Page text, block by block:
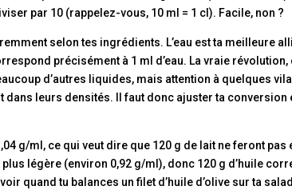
par 10 (rappelez-vous, 10 ml = 1 cl). Facile, non ?
selon tes ingrédients. L’eau est ta meilleure
précisément à 1 ml d’eau. La vraie révolution,
d’autres liquides, mais attention à quelques
dans leurs densités. Il faut donc ajuster ta conversion
g/ml, ce qui veut dire que 120 g de lait ne feront pas
légère (environ 0,92 g/ml), donc 120 g d’huile
quand tu balances un filet d’huile d’olive sur ta